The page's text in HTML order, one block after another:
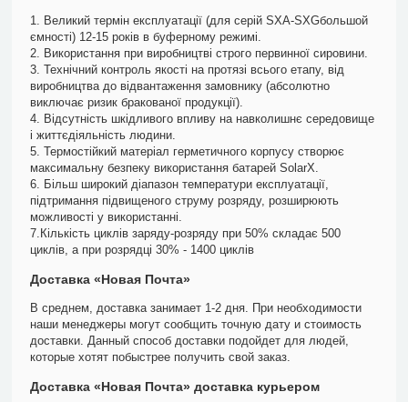
1. Великий термін експлуатації (для серій SXA-SXGбольшой
ємності) 12-15 років в буферному режимі.
2. Використання при виробництві строго первинної сировини.
3. Технічний контроль якості на протязі всього етапу, від
виробництва до відвантаження замовнику (абсолютно
виключає ризик бракованої продукції).
4. Відсутність шкідливого впливу на навколишнє середовище
і життєдіяльність людини.
5. Термостійкий матеріал герметичного корпусу створює
максимальну безпеку використання батарей SolarX.
6. Більш широкий діапазон температури експлуатації,
підтримання підвищеного струму розряду, розширюють
можливості у використанні.
7.Кількість циклів заряду-розряду при 50% складає 500
циклів, а при розрядці 30% - 1400 циклів
Доставка «Новая Почта»
В среднем, доставка занимает 1-2 дня. При необходимости
наши менеджеры могут сообщить точную дату и стоимость
доставки. Данный способ доставки подойдет для людей,
которые хотят побыстрее получить свой заказ.
Доставка «Новая Почта» доставка курьером